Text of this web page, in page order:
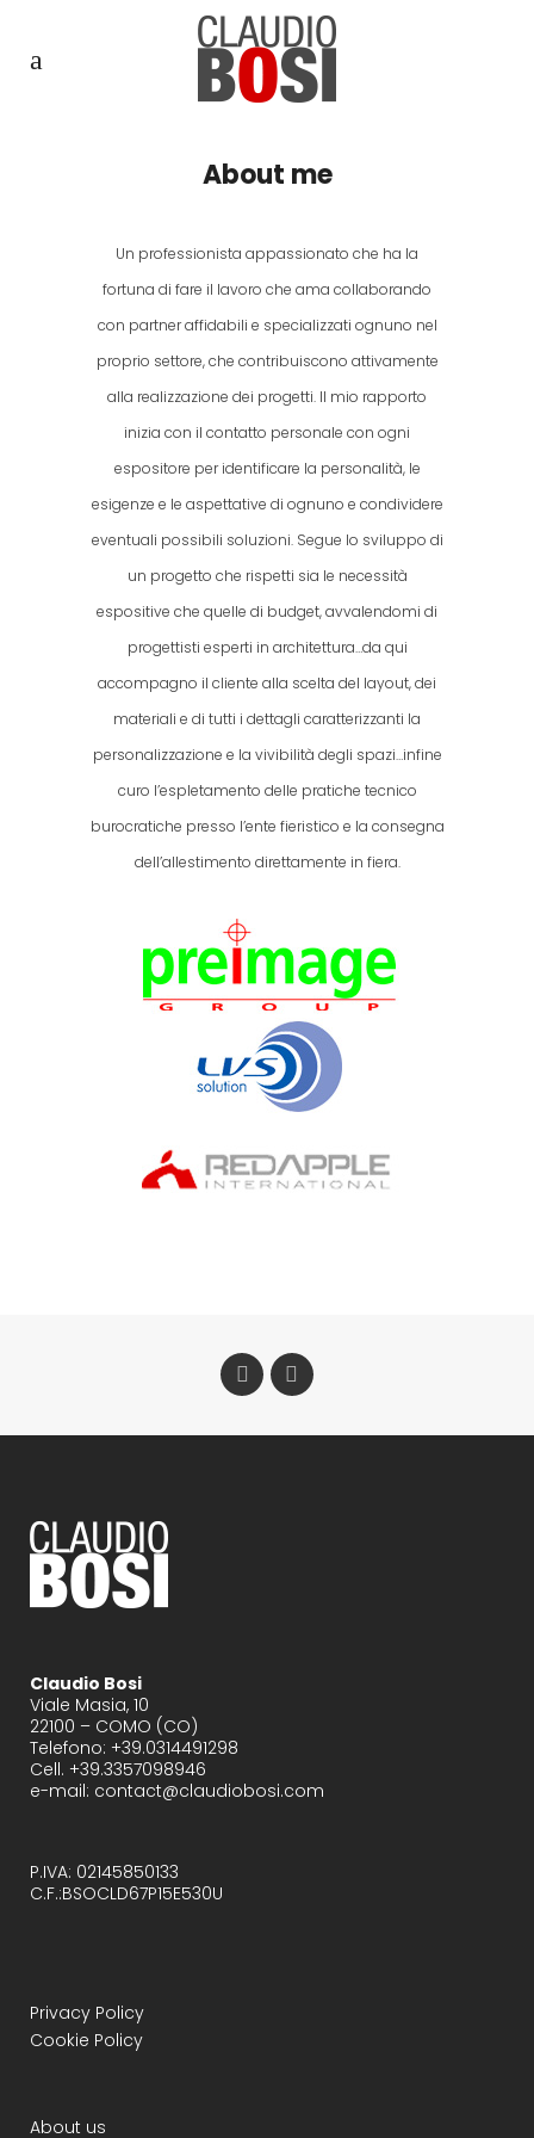
About me
Un professionista appassionato che ha la
fortuna di fare il lavoro che ama collaborando
con partner affidabili e specializzati ognuno nel
proprio settore, che contribuiscono attivamente
alla realizzazione dei progetti. Il mio rapporto
inizia con il contatto personale con ogni
espositore per identificare la personalità, le
esigenze e le aspettative di ognuno e condividere
eventuali possibili soluzioni. Segue lo sviluppo di
un progetto che rispetti sia le necessità
espositive che quelle di budget, avvalendomi di
progettisti esperti in architettura…da qui
accompagno il cliente alla scelta del layout, dei
materiali e di tutti i dettagli caratterizzanti la
personalizzazione e la vivibilità degli spazi…infine
curo l’espletamento delle pratiche tecnico
burocratiche presso l’ente fieristico e la consegna
dell’allestimento direttamente in fiera.
Claudio Bosi
Viale Masia, 10
22100 – COMO (CO)
Telefono: +39.0314491298
Cell. +39.3357098946
e-mail: contact@claudiobosi.com
P.IVA: 02145850133
C.F.:BSOCLD67P15E530U
Privacy Policy
Cookie Policy
About us